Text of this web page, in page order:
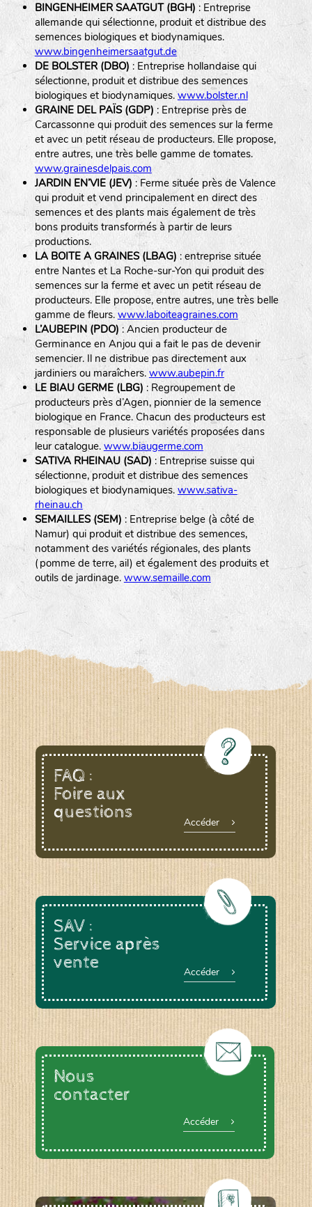
BINGENHEIMER SAATGUT (BGH) : Entreprise
allemande qui sélectionne, produit et distribue des
semences biologiques et biodynamiques.
www.bingenheimersaatgut.de
DE BOLSTER (DBO) : Entreprise hollandaise qui
sélectionne, produit et distribue des semences
biologiques et biodynamiques.www.bolster.nl
GRAINE DEL PAÏS (GDP) : Entreprise près de
Carcassonne qui produit des semences sur la ferme
et avec un petit réseau de producteurs. Elle propose,
entre autres, une très belle gamme de tomates.
www.grainesdelpais.com
JARDIN EN’VIE (JEV) : Ferme située près de Valence
qui produit et vend principalement en direct des
semences et des plants mais également de très
bons produits transformés à partir de leurs
productions.
LA BOITE A GRAINES (LBAG) : entreprise située
entre Nantes et La Roche-sur-Yon qui produit des
semences sur la ferme et avec un petit réseau de
producteurs. Elle propose, entre autres, une très belle
gamme de fleurs. www.laboiteagraines.com
L’AUBEPIN (PDO) : Ancien producteur de
Germinance en Anjou qui a fait le pas de devenir
semencier. Il ne distribue pas directement aux
jardiniers ou maraîchers. www.aubepin.fr
LE BIAU GERME (LBG) : Regroupement de
producteurs près d’Agen, pionnier de la semence
biologique en France. Chacun des producteurs est
responsable de plusieurs variétés proposées dans
leur catalogue. www.biaugerme.com
SATIVA RHEINAU (SAD) : Entreprise suisse qui
sélectionne, produit et distribue des semences
biologiques et biodynamiques. www.sativa-
rheinau.ch
SEMAILLES (SEM) : Entreprise belge (à côté de
Namur) qui produit et distribue des semences,
notamment des variétés régionales, des plants
(pomme de terre, ail) et également des produits et
outils de jardinage. www.semaille.com
1 : Numéro d’ordre du lot
A : Sans calibre.
G: Gros
M: Moyen calibre
P: Petit calibre
Légumes feuilles
Légumes racines
Plantes aromatiques
FAQ :
Foire aux
questions
Accéder
SAV :
Service après
vente
Accéder
Nous
contacter
Accéder